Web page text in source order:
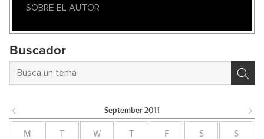
SOBRE EL AUTOR
Buscador
September 2011
M W F S S